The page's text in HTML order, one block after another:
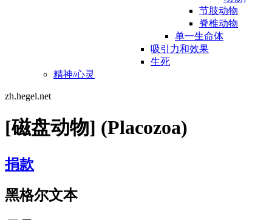
节肢动物
脊椎动物
单一生命体
吸引力和效果
生死
精神/心灵
zh.hegel.net
[磁盘动物] (Placozoa)
捐款
黑格尔文本